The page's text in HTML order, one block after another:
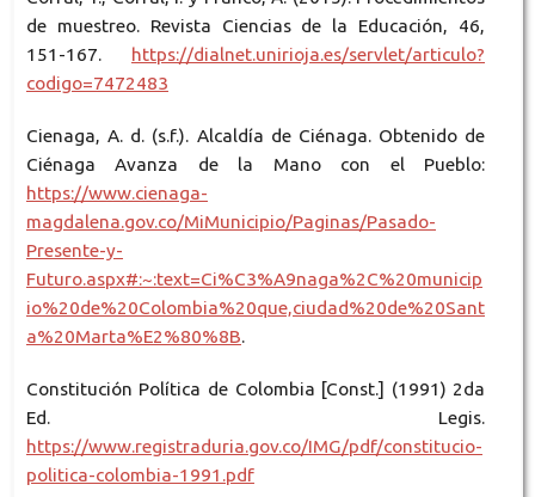
de muestreo. Revista Ciencias de la Educación, 46,
151-167. https://dialnet.unirioja.es/servlet/articulo?
codigo=7472483
Cienaga, A. d. (s.f.). Alcaldía de Ciénaga. Obtenido de
Ciénaga Avanza de la Mano con el Pueblo:
https://www.cienaga-
magdalena.gov.co/MiMunicipio/Paginas/Pasado-
Presente-y-
Futuro.aspx#:~:text=Ci%C3%A9naga%2C%20municip
io%20de%20Colombia%20que,ciudad%20de%20Sant
a%20Marta%E2%80%8B.
Constitución Política de Colombia [Const.] (1991) 2da
Ed. Legis.
https://www.registraduria.gov.co/IMG/pdf/constitucio-
politica-colombia-1991.pdf